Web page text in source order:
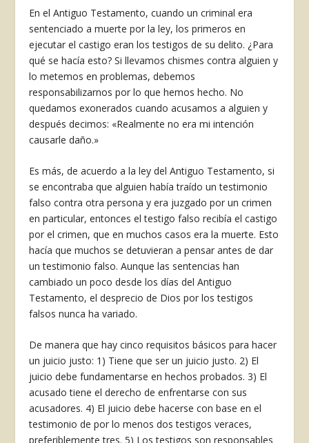
En el Antiguo Testamento, cuando un criminal era
sentenciado a muerte por la ley, los primeros en
ejecutar el castigo eran los testigos de su delito. ¿Para
qué se hacía esto? Si llevamos chismes con­tra alguien y
lo metemos en problemas, debemos
responsabilizarnos por lo que hemos hecho. No
quedamos exonerados cuando acusamos a alguien y
después decimos: «Realmente no era mi inten­ción
causarle daño.»
Es más, de acuerdo a la ley del Antiguo Testa­mento, si
se encontraba que alguien había traído un testimonio
falso contra otra persona y era juz­gado por un crimen
en particular, entonces el tes­tigo falso recibía el castigo
por el crimen, que en muchos casos era la muerte. Esto
hacía que mu­chos se detuvieran a pensar antes de dar
un testi­monio falso. Aunque las sentencias han
cambiado un poco desde los días del Antiguo
Testamento, el desprecio de Dios por los testigos
falsos nunca ha variado.
De manera que hay cinco requisitos básicos pa­ra hacer
un juicio justo: 1) Tiene que ser un jui­cio justo. 2) El
juicio debe fundamentarse en he­chos probados. 3) El
acusado tiene el derecho de enfrentarse con sus
acusadores. 4) El juicio debe hacerse con base en el
testimonio de por lo menos dos testigos veraces,
preferiblemente tres. 5) Los testigos son responsables